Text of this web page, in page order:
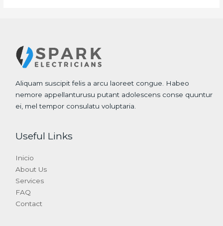
Aliquam suscipit felis a arcu laoreet congue. Habeo
nemore appellanturusu putant adolescens conse quuntur
ei, mel tempor consulatu voluptaria.
Useful Links
Inicio
About Us
Services
FAQ
Contact